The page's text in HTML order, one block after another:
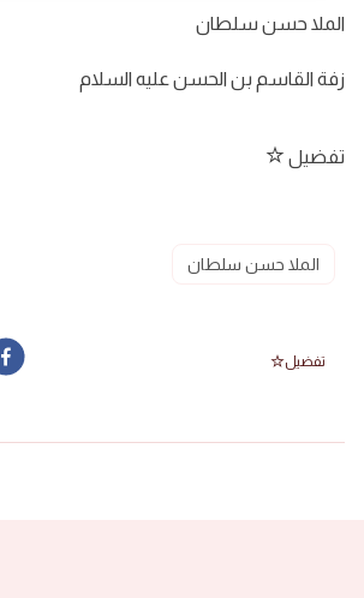
الملا حسن سلطان
زفة القاسم بن الحسن عليه السلام
تفضيل
الملا حسن سلطان
تفضيل